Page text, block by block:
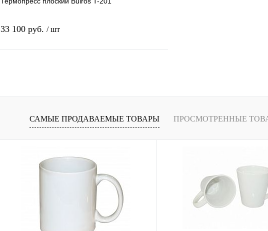
33 100 руб. / шт
Купить в 1 клик Сравнение
САМЫЕ ПРОДАВАЕМЫЕ ТОВАРЫ ПРОСМОТРЕННЫЕ